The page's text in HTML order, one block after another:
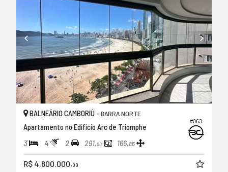
#063
BALNEÁRIO CAMBORIÚ - BARRA NORTE
Apartamento no Edifício Arc de Triomphe
3 4 2 291,00 166,85
R$ 4.800.000,00